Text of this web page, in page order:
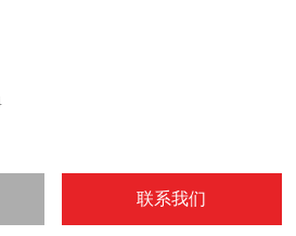
操作简单。定制的软件系统能够针对眼
联系我们